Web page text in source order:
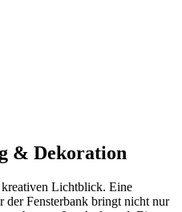
& Dekoration
Lichtblick. Eine
der Fensterbank bringt nicht nur